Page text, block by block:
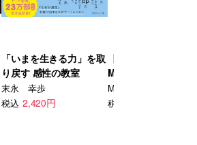
「いまを生きる力」を取
り戻す 感性の教室
末永 幸歩
税込 2,420円
【特典なし通常版】
MGA MAGICAL 10
YEARS
BOOK - OUR
Mrs. GREEN APPLE
税込